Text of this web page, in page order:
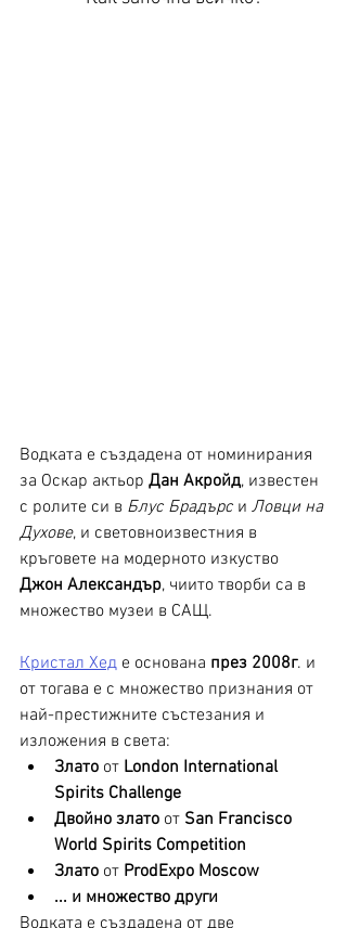
Водката е създадена от номинирания
за Оскар актьор Дан Акройд, известен
с ролите си в Блус Брадърс и Ловци на
Духове, и световноизвестния в
кръговете на модерното изкуство
Джон Александър, чиито творби са в
множество музеи в САЩ.
Кристал Хед е основана през 2008г. и
от тогава е с множество признания от
най-престижните състезания и
изложения в света:
Злато от London International
Spirits Challenge
Двойно злато от San Francisco
World Spirits Competition
Злато от ProdExpo Moscow
... и множество други